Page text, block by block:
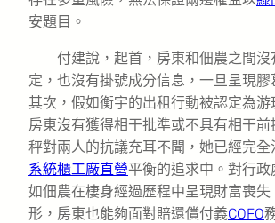
安題目。
付建說，起首，房東和佃農之間
定，也沒有掛號成分信息，一旦呈現膠
其次，假如衡宇的出租行動被認定為游
房東沒有獲得相干批準或不具有相干
秤對兩人的抗議充耳不聞，她已經完全
系統櫃工廠直營平衡的追求中。對行
如佃農在棲身經過歷程中呈現財富喪
形，房東也能夠面對賠還償付義COFO